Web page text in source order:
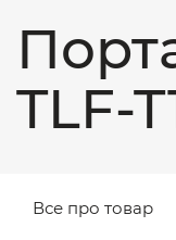
TLF-
Все про товар